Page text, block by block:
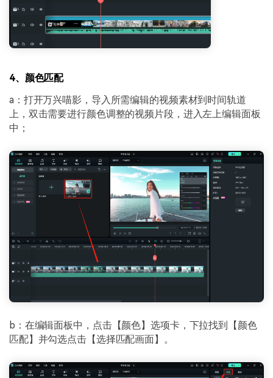
4、颜色匹配
a：打开万兴喵影，导入所需编辑的视频素材到时间轨道
上，双击需要进行颜色调整的视频片段，进入左上编辑面板
中；
b：在编辑面板中，点击【颜色】选项卡，下拉找到【颜色
匹配】并勾选点击【选择匹配画面】。